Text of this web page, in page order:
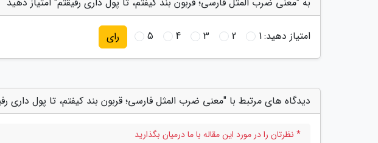
امتیاز دهید:1
2
3
4
5 رای
دیدگاه های مرتبط با "معنی ضرب المثل فارسی؛ قربون بند کیفتم، تا پول داری
* نظرتان را در مورد این مقاله با ما درمیان بگذارید